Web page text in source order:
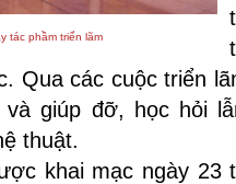
tác phầm triển lãm
Qua các cuộc triển
giúp đỡ, học hỏi
thuật.
khai mạc ngày 23